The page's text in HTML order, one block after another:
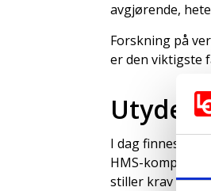
avgjørende,
Forskning på
er den viktigste
I dag finnes det
HMS-
stiller krav om